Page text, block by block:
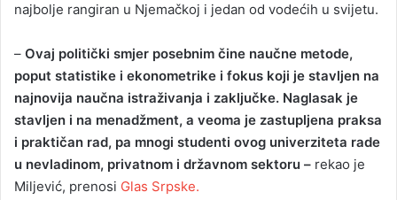
najbolje rangiran u Njemačkoj i jedan od vodećih u svijetu.
– Ovaj politički smjer posebnim čine naučne metode,
poput statistike i ekonometrike i fokus koji je stavljen na
najnovija naučna istraživanja i zaključke. Naglasak je
stavljen i na menadžment, a veoma je zastupljena praksa
i praktičan rad, pa mnogi studenti ovog univerziteta rade
u nevladinom, privatnom i državnom sektoru – rekao je
Miljević, prenosi Glas Srpske.